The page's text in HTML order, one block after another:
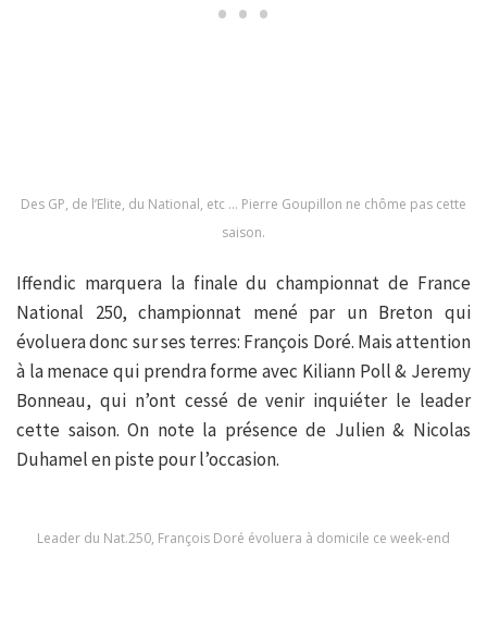
Des GP, de l’Elite, du National, etc … Pierre Goupillon ne chôme pas cette
saison.
Iffendic marquera la finale du championnat de France
National 250, championnat mené par un Breton qui
évoluera donc sur ses terres: François Doré. Mais attention
à la menace qui prendra forme avec Kiliann Poll & Jeremy
Bonneau, qui n’ont cessé de venir inquiéter le leader
cette saison. On note la présence de Julien & Nicolas
Duhamel en piste pour l’occasion.
Leader du Nat.250, François Doré évoluera à domicile ce week-end